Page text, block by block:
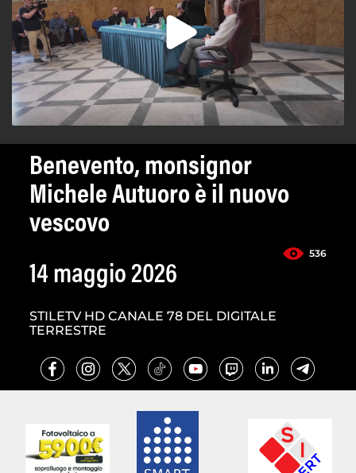
Benevento, monsignor
Michele Autuoro è il nuovo
vescovo
536
14 maggio 2026
STILETV HD CANALE 78 DEL DIGITALE
TERRESTRE